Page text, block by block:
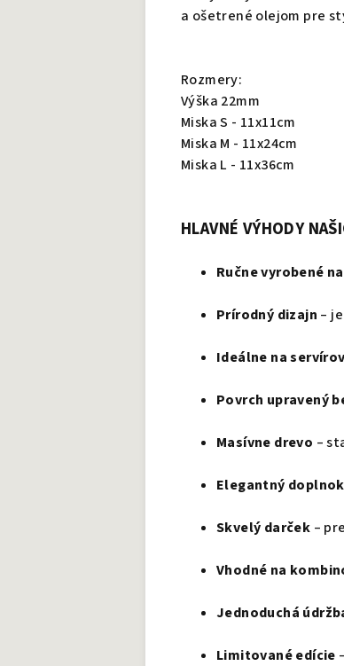
a ošetrené olejom pre
Rozmery:
Výška 22mm
Miska S - 11x11cm
Miska M - 11x24cm
Miska L - 11x36cm
HLAVNÉ VÝHODY
Ručne vyrobené
Prírodný dizajn –
Ideálne na
Povrch upravený
Masívne drevo –
Elegantný
Skvelý darček –
Vhodné na
Jednoduchá
Limitované edície